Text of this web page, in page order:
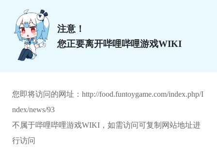
注意！
您正要离开哔哩哔哩游戏WIKI
您即将访问的网址： http://food.funtoygame.com/index.php/I
ndex/news/93
不属于哔哩哔哩游戏WIKI，如需访问可复制网站地址进
行访问